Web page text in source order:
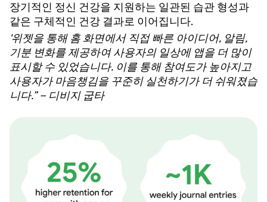
장기적인 정신 건강을 지원하는 일관된 습관 형성과
같은 구체적인 건강 결과로 이어집니다.
'위젯을 통해 홈 화면에서 직접 빠른 아이디어, 알림,
기분 변화를 제공하여 사용자의 일상에 앱을 더 많이
표시할 수 있었습니다. 이를 통해 참여도가 높아지고
사용자가 마음챙김을 꾸준히 실천하기가 더 쉬워졌습
니다.” – 디비지 굽타